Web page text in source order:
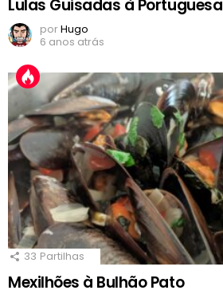
Lulas Guisadas à Portuguesa
porHugo
6 anos atrás
33 Partilhas
Mexilhões à Bulhão Pato